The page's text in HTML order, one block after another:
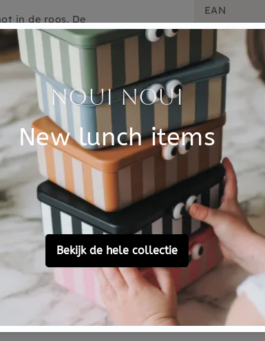
in de roos. De
De
Aux, SD-kaart
EAN
Customer Reviews
Based on 1 review
0
1
Ask a question